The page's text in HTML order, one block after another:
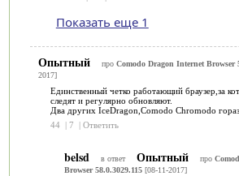
Показать еще 1
Опытный про Comodo Dragon Internet Browser
2017]
Единственный четко работающий браузер,за
следят и регулярно обновляют.
Два других IceDragon,Comodo Chromodo
44 | 7 | Ответить
belsd в ответ Опытный про
Browser 58.0.3029.115[08-11-2017]